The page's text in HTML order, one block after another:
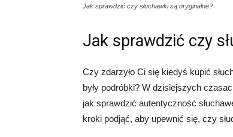
Jak sprawdzić czy słuchawki są oryginalne?
Jak sprawdzić czy
Czy zdarzyło Ci się kiedyś kupić
były podróbki? W dzisiejszych
jak sprawdzić autentyczność
kroki podjąć, aby upewnić się, czy